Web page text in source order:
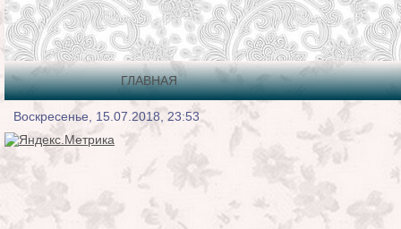
ГЛАВНАЯ
Воскресенье, 15.07.2018, 23:53